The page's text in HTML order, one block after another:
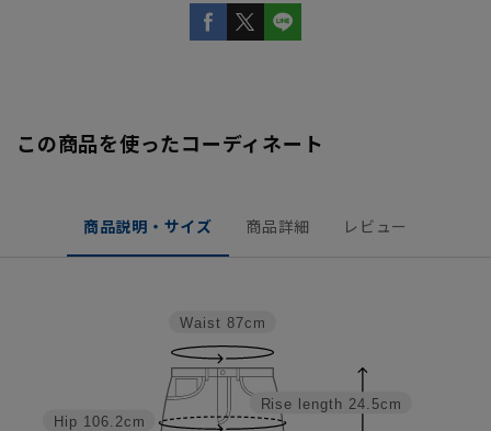
この商品を使ったコーディネート
商品説明・サイズ 商品詳細 レビュー
Rise length 24.5cm
Hip 106.2cm
Waist 87cm